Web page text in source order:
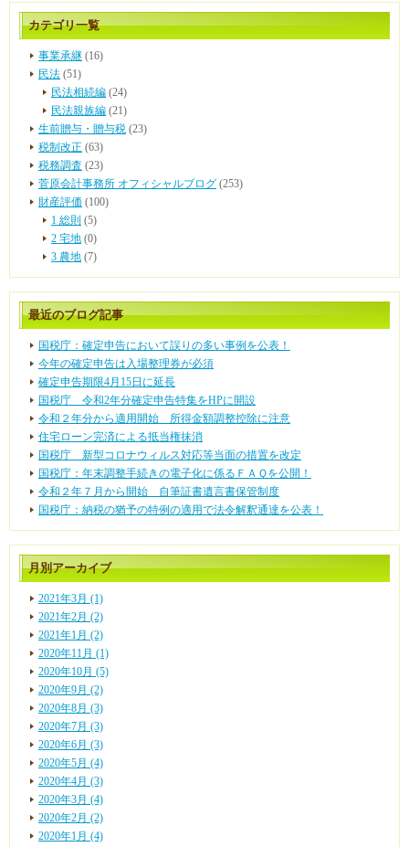
カテゴリ一覧
事業承継 (16)
民法 (51)
民法相続編 (24)
民法親族編 (21)
生前贈与・贈与税 (23)
税制改正 (63)
税務調査 (23)
菅原会計事務所 オフィシャルブログ (253)
財産評価 (100)
1 総則 (5)
2 宅地 (0)
3 農地 (7)
最近のブログ記事
国税庁：確定申告において誤りの多い事例を公表！
今年の確定申告は入場整理券が必須
確定申告期限4月15日に延長
国税庁 令和2年分確定申告特集をHPに開設
令和２年分から適用開始 所得金額調整控除に注意
住宅ローン完済による抵当権抹消
国税庁 新型コロナウィルス対応等当面の措置を改定
国税庁：年末調整手続きの電子化に係るＦＡＱを公開！
令和２年７月から開始 自筆証書遺言書保管制度
国税庁：納税の猶予の特例の適用で法令解釈通達を公表！
月別アーカイブ
2021年3月 (1)
2021年2月 (2)
2021年1月 (2)
2020年11月 (1)
2020年10月 (5)
2020年9月 (2)
2020年8月 (3)
2020年7月 (3)
2020年6月 (3)
2020年5月 (4)
2020年4月 (3)
2020年3月 (4)
2020年2月 (2)
2020年1月 (4)